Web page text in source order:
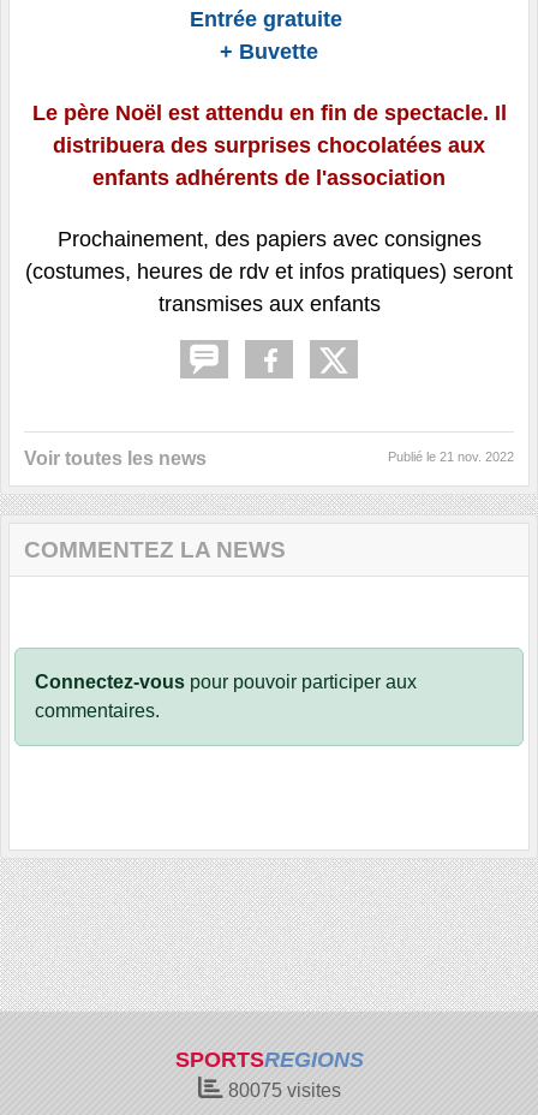
Entrée gratuite
+ Buvette
Le père Noël est attendu en fin de spectacle. Il
distribuera des surprises chocolatées aux
enfants adhérents de l'association
Prochainement, des papiers avec consignes
(costumes, heures de rdv et infos pratiques) seront
transmises aux enfants
Voir toutes les news Publié le 21 nov. 2022
COMMENTEZ LA NEWS
Connectez-vous pour pouvoir participer aux
commentaires.
SPORTSREGIONS
80075visites